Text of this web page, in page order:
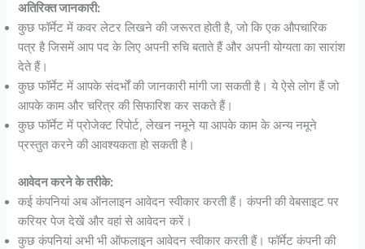
अतिरिक्त जानकारी:
कुछ फॉर्मेट में कवर लेटर लिखने की जरूरत होती है, जो कि एक औपचारिक
पत्र है जिसमें आप पद के लिए अपनी रुचि बताते हैं और अपनी योग्यता का सारांश
देते हैं।
कुछ फॉर्मेट में आपके संदर्भों की जानकारी मांगी जा सकती है। ये ऐसे लोग हैं जो
आपके काम और चरित्र की सिफारिश कर सकते हैं।
कुछ फॉर्मेट में प्रोजेक्ट रिपोर्ट, लेखन नमूने या आपके काम के अन्य नमूने
प्रस्तुत करने की आवश्यकता हो सकती है।
आवेदन करने के तरीके:
कई कंपनियां अब ऑनलाइन आवेदन स्वीकार करती हैं। कंपनी की वेबसाइट पर
करियर पेज देखें और वहां से आवेदन करें।
कुछ कंपनियां अभी भी ऑफलाइन आवेदन स्वीकार करती हैं। फॉर्मेट कंपनी की